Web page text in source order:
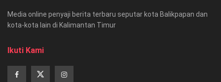
Media online penyaji berita terbaru seputar kota Balikpapan dan
kota-kota lain di Kalimantan Timur
Ikuti Kami